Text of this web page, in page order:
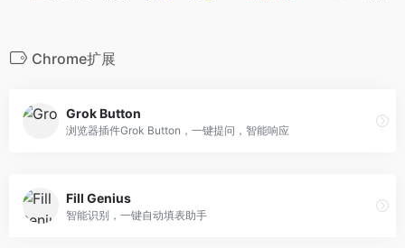
Chrome扩展
Grok Button
浏览器插件Grok Button，一键提问，智能响应
Fill Genius
智能识别，一键自动填表助手